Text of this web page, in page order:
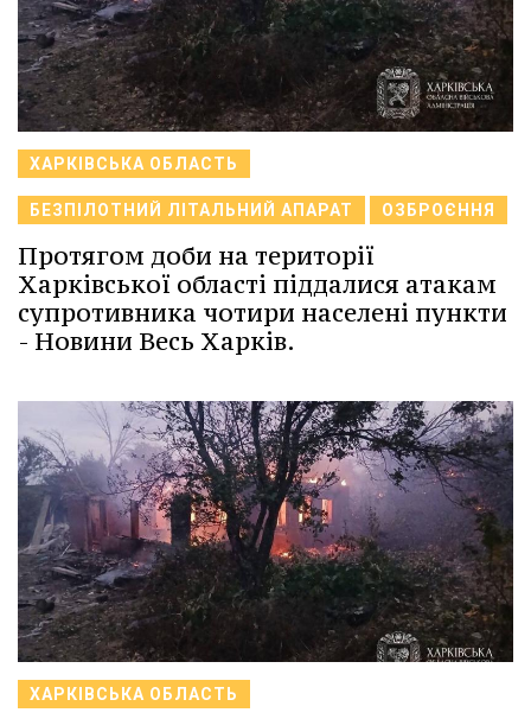
ХАРКІВСЬКА ОБЛАСТЬ
БЕЗПІЛОТНИЙ ЛІТАЛЬНИЙ АПАРАТ ОЗБРОЄННЯ
Протягом доби на території
Харківської області піддалися атакам
супротивника чотири населені пункти
- Новини Весь Харків.
ХАРКІВСЬКА ОБЛАСТЬ